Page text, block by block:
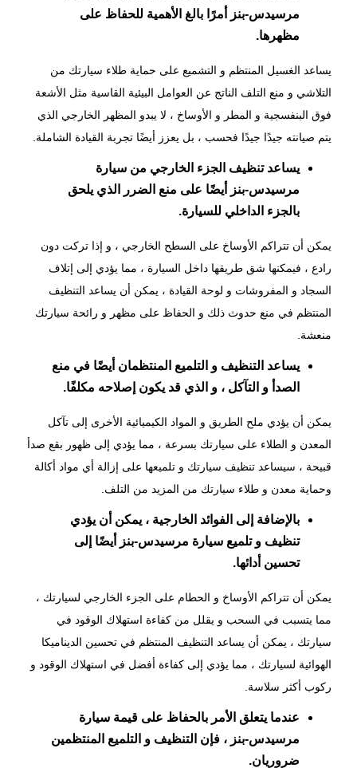
مرسيدس-بنز أمرًا بالغ الأهمية للحفاظ على
مظهرها.
يساعد الغسيل المنتظم و التشميع على حماية طلاء سيارتك من
التلاشي و منع التلف الناتج عن العوامل البيئية القاسية مثل الأشعة
فوق البنفسجية و المطر و الأوساخ ، لا يبدو المظهر الخارجي الذي
يتم صيانته جيدًا جيدًا فحسب ، بل يعزز أيضًا تجربة القيادة الشاملة.
يساعد تنظيف الجزء الخارجي من سيارة
مرسيدس-بنز أيضًا على منع الضرر الذي يلحق
بالجزء الداخلي للسيارة.
يمكن أن تتراكم الأوساخ على السطح الخارجي ، و إذا تركت دون
رادع ، فيمكنها شق طريقها داخل السيارة ، مما يؤدي إلى إتلاف
السجاد و المفروشات و لوحة القيادة ، يمكن أن يساعد التنظيف
المنتظم في منع حدوث ذلك و الحفاظ على مظهر و رائحة سيارتك
منعشة.
يساعد التنظيف و التلميع المنتظمان أيضًا في منع
الصدأ و التآكل ، و الذي قد يكون إصلاحه مكلفًا.
يمكن أن يؤدي ملح الطريق و المواد الكيميائية الأخرى إلى تآكل
المعدن و الطلاء على سيارتك بسرعة ، مما يؤدي إلى ظهور بقع صدأ
قبيحة ، سيساعد تنظيف سيارتك و تلميعها على إزالة أي مواد أكالة
وحماية معدن و طلاء سيارتك من المزيد من التلف.
بالإضافة إلى الفوائد الخارجية ، يمكن أن يؤدي
تنظيف و تلميع سيارة مرسيدس-بنز أيضًا إلى
تحسين أدائها.
يمكن أن تتراكم الأوساخ و الحطام على الجزء الخارجي لسيارتك ،
مما يتسبب في السحب و يقلل من كفاءة استهلاك الوقود في
سيارتك ، يمكن أن يساعد التنظيف المنتظم في تحسين الديناميكا
الهوائية لسيارتك ، مما يؤدي إلى كفاءة أفضل في استهلاك الوقود و
ركوب أكثر سلاسة.
عندما يتعلق الأمر بالحفاظ على قيمة سيارة
مرسيدس-بنز ، فإن التنظيف و التلميع المنتظمين
ضروريان.